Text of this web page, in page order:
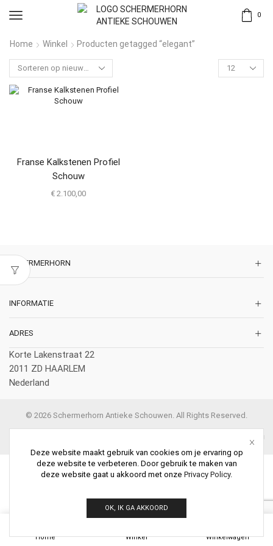
0
Home Winkel Producten getagged “elegant”
Franse Kalkstenen Profiel
Schouw
€ 2.100,00
SCHERMERHORN
INFORMATIE
ADRES
Korte Lakenstraat 22
2011 ZD HAARLEM
Nederland
© 2026 Schermerhorn Antieke Schouwen. All Rights Reserved.
Home Winkel Winkelwagen
Deze website maakt gebruik van cookies om je ervaring op
deze website te verbeteren. Door gebruik te maken van
deze website gaat u akkoord met onze Privacy Policy.
OK, IK GA AKKOORD